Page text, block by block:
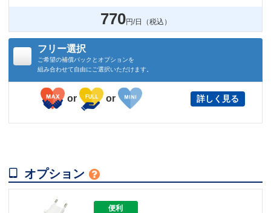
770円/日（税込）
フリー選択
ご希望の補償パックとオプションを
組み合わせて自由にご選択いただけます。
or or 詳しく見る
 オプション 
便利